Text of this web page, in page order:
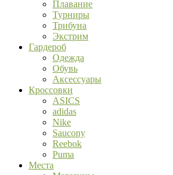
Плавание
Турниры
Трибуна
Экстрим
Гардероб
Одежда
Обувь
Аксессуары
Кроссовки
ASICS
adidas
Nike
Saucony
Reebok
Puma
Места